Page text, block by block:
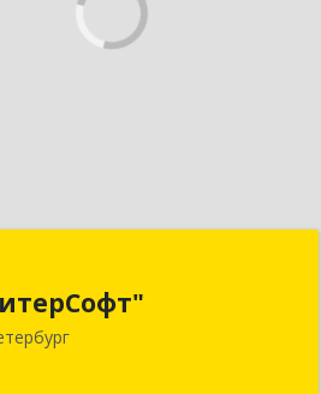
Санкт-Петербург г, Всеволода
ул, дом № 12 лит. А,